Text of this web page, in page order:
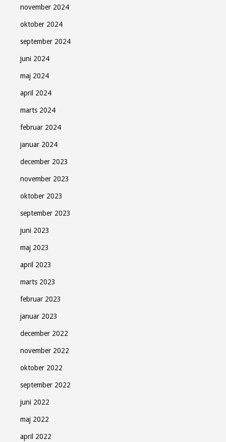
november 2024
oktober 2024
september 2024
juni 2024
maj 2024
april 2024
marts 2024
februar 2024
januar 2024
december 2023
november 2023
oktober 2023
september 2023
juni 2023
maj 2023
april 2023
marts 2023
februar 2023
januar 2023
december 2022
november 2022
oktober 2022
september 2022
juni 2022
maj 2022
april 2022